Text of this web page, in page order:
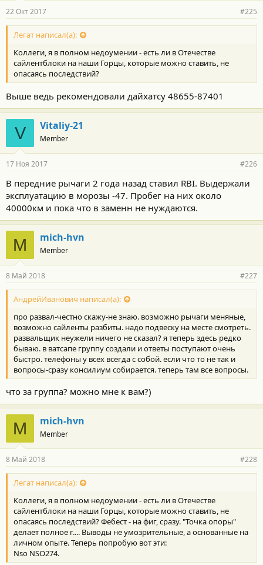
22 Окт 2017 #225
Легат написал(а):
Коллеги, я в полном недоумении - есть ли в Отечестве
сайлентблоки на наши Горцы, которые можно ставить, не
опасаясь последствий?
Выше ведь рекомендовали дайхатсу 48655-87401
V Vitaliy-21
Member
17 Ноя 2017 #226
В передние рычаги 2 года назад ставил RBI. Выдержали
эксплуатацию в морозы -47. Пробег на них около
40000км и пока что в заменн не нуждаются.
M mich-hvn
Member
8 Май 2018 #227
АндрейИванович написал(а):
про развал-честно скажу-не знаю. возможно рычаги меняные,
возможно сайленты разбиты. надо подвеску на месте смотреть.
развальщик неужели ничего не сказал? я теперь здесь редко
бываю. в ватсапе группу создали и ответы поступают очень
быстро. телефоны у всех всегда с собой. если что то не так и
вопросы-сразу консилиум собирается. теперь там все вопросы.
что за группа? можно мне к вам?)
M mich-hvn
Member
8 Май 2018 #228
Легат написал(а):
Коллеги, я в полном недоумении - есть ли в Отечестве
сайлентблоки на наши Горцы, которые можно ставить, не
опасаясь последствий? Фебест - на фиг, сразу. "Точка опоры"
делает полное г.... Выводы не умозрительные, а основанные на
личном опыте. Теперь попробую вот эти:
Nso NSO274.